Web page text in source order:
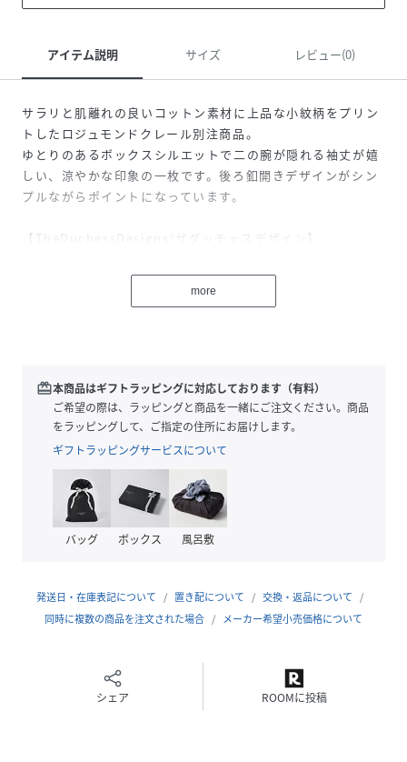
アイテム説明 サイズ レビュー(0)
サラリと肌離れの良いコットン素材に上品な小紋柄をプリン
トしたロジュモンドクレール別注商品。
ゆとりのあるボックスシルエットで二の腕が隠れる袖丈が嬉
しい、涼やかな印象の一枚です。後ろ釦開きデザインがシン
プルながらポイントになっています。
【TheDuchessDesigns/ザダッチェスデザイン】
町でハリー氏により創業された、メンズのシャツ工場として
スマートカジュアルなクロージングを生産し続けています。
※画像の商品はサンプルです。実際の商品と色味、仕様、加
工、サイズ、素材等が若干異なる場合がございます。
------------------------------
透け感：なし
伸縮性：なし
生地の厚さ：普通
------------------------------
more
redeem本商品はギフトラッピングに対応しております（有料）
ご希望の際は、ラッピングと商品を一緒にご注文ください。商品
をラッピングして、ご指定の住所にお届けします。
ギフトラッピングサービスについて
バッグ ボックス 風呂敷
発送日・在庫表記について 置き配について
交換・返品について
同時に複数の商品を注文された場合
メーカー希望小売価格について
シェア ROOMに投稿